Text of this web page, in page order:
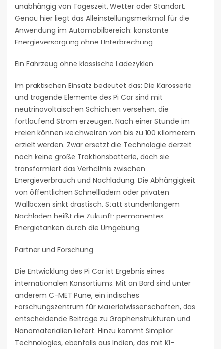
unabhängig von Tageszeit, Wetter oder Standort.
Genau hier liegt das Alleinstellungsmerkmal für die
Anwendung im Automobilbereich: konstante
Energieversorgung ohne Unterbrechung.
Ein Fahrzeug ohne klassische Ladezyklen
Im praktischen Einsatz bedeutet das: Die Karosserie
und tragende Elemente des Pi Car sind mit
neutrinovoltaischen Schichten versehen, die
fortlaufend Strom erzeugen. Nach einer Stunde im
Freien können Reichweiten von bis zu 100 Kilometern
erzielt werden. Zwar ersetzt die Technologie derzeit
noch keine große Traktionsbatterie, doch sie
transformiert das Verhältnis zwischen
Energieverbrauch und Nachladung. Die Abhängigkeit
von öffentlichen Schnellladern oder privaten
Wallboxen sinkt drastisch. Statt stundenlangem
Nachladen heißt die Zukunft: permanentes
Energietanken durch die Umgebung.
Partner und Forschung
Die Entwicklung des Pi Car ist Ergebnis eines
internationalen Konsortiums. Mit an Bord sind unter
anderem C-MET Pune, ein indisches
Forschungszentrum für Materialwissenschaften, das
entscheidende Beiträge zu Graphenstrukturen und
Nanomaterialien liefert. Hinzu kommt Simplior
Technologies, ebenfalls aus Indien, das mit KI-